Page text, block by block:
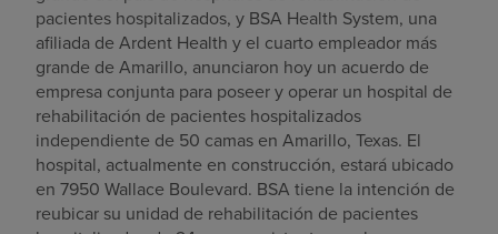
pacientes hospitalizados, y BSA Health System, una
afiliada de Ardent Health y el cuarto empleador más
grande de Amarillo, anunciaron hoy un acuerdo de
empresa conjunta para poseer y operar un hospital de
rehabilitación de pacientes hospitalizados
independiente de 50 camas en Amarillo, Texas. El
hospital, actualmente en construcción, estará ubicado
en 7950 Wallace Boulevard. BSA tiene la intención de
reubicar su unidad de rehabilitación de pacientes